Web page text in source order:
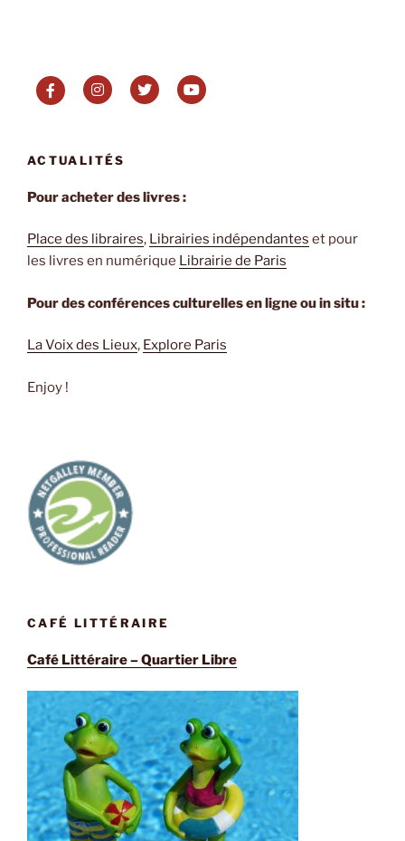
ACTUALITÉS
Pour acheter des livres :
Place des libraires, Librairies indépendantes et pour
les livres en numérique Librairie de Paris
Pour des conférences culturelles en ligne ou in situ :
La Voix des Lieux, Explore Paris
Enjoy !
CAFÉ LITTÉRAIRE
Café Littéraire – Quartier Libre